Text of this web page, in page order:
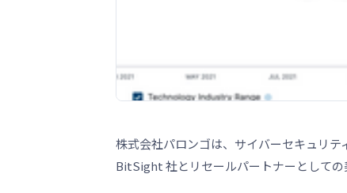
株式会社パロンゴは、サイバーセキュリ
BitSight 社とリセールパートナーとしての